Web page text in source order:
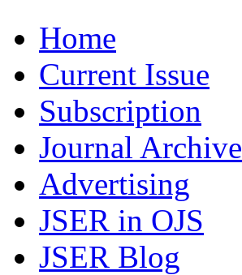
Home
Current Issue
Subscription
Journal Archive
Advertising
JSER in OJS
JSER Blog